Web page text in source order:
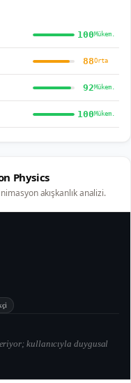
100 Mükem.
88Orta
92 Mükem.
100 Mükem.
Physics
akışkanlık analizi.
kullanıcıyla duygusal